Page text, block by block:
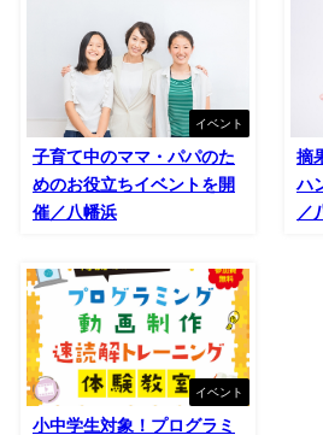
イベント
子育て中のママ・パパのた
めのお役立ちイベントを開
催／八幡浜
摘
ハ
／
イベント
小中学生対象！プログラミ